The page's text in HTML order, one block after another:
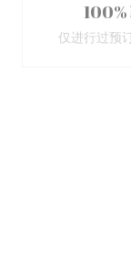
100%
仅进行过预